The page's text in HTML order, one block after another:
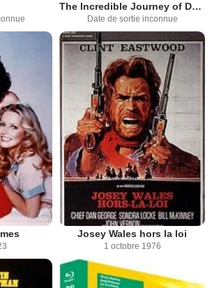
The Incredible Journey of Doctor Meg Laurel (TV)
Date de sortie inconnue
Josey Wales hors la loi
1 octobre 1976